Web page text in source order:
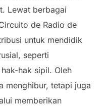
Lewat berbagai
de Radio de
untuk mendidik
seperti
hak sipil. Oleh
menghibur, tetapi juga
memberikan